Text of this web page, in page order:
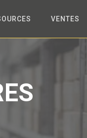
VENTES